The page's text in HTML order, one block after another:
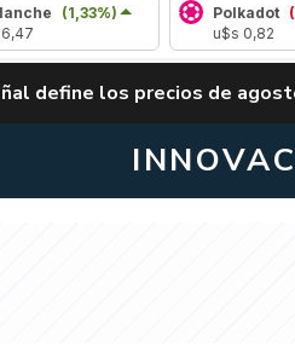
(1,33%)
Polkadot (-0,58%)
ALERTA
define los precios de